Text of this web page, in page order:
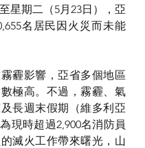
星期二（5月23日），亞
名居民因火災而未能
霾影響，亞省多個地區
極高。不過，霧霾、氣
長週末假期（維多利亞
現時超過2,900名消防員
滅火工作帶來曙光，山